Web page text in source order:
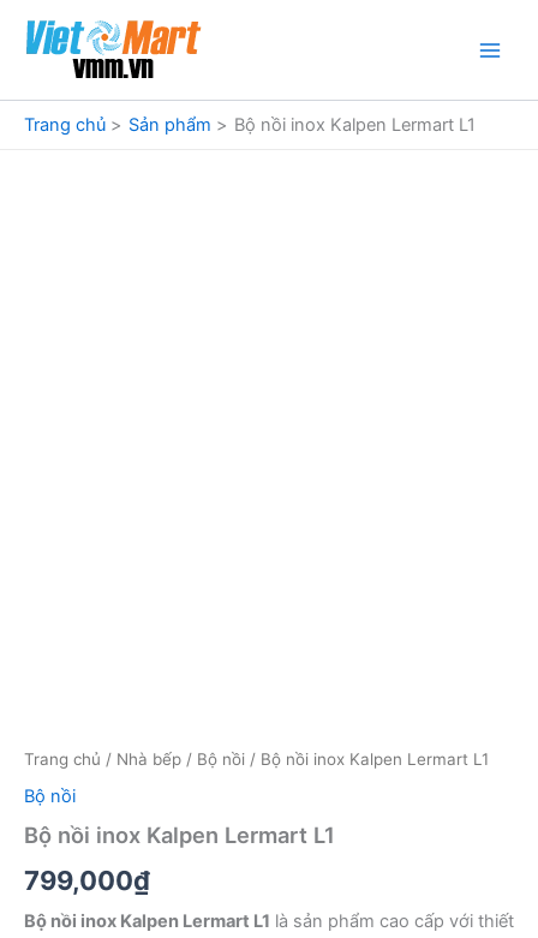
dung
Trang chủ
Sản phẩm Bộ nồi inox Kalpen Lermart L1
Trang chủ / Nhà bếp / Bộ nồi / Bộ nồi inox Kalpen Lermart L1
Bộ nồi
Bộ nồi inox Kalpen Lermart L1
799,000₫
Bộ nồi inox Kalpen Lermart L1 là sản phẩm cao cấp với thiết